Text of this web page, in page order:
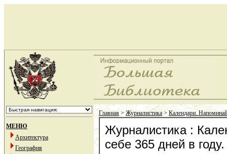
МЕНЮ
Архитектура
География
Главная>Журналистика>Календари.
Журналистика :
себе 365 дней в году.